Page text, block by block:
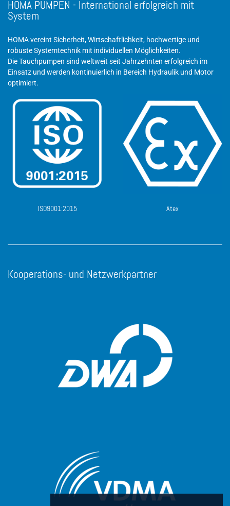
HOMA PUMPEN - International erfolgreich mit
System
HOMA vereint Sicherheit, Wirtschaftlichkeit, hochwertige und
robuste Systemtechnik mit individuellen Möglichkeiten.
Die Tauchpumpen sind weltweit seit Jahrzehnten erfolgreich im
Einsatz und werden kontinuierlich in Bereich Hydraulik und Motor
optimiert.
ISO9001:2015 Atex
Kooperations- und Netzwerkpartner